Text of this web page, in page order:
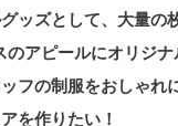
ッズとして、大量の
アピールにオリジナ
フの制服をおしゃれ
を作りたい！